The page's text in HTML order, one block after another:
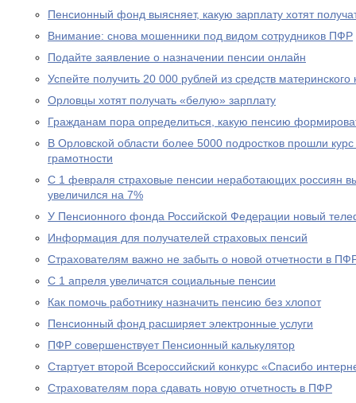
Пенсионный фонд выясняет, какую зарплату хотят
Внимание: снова мошенники под видом сотрудников ПФР
Подайте заявление о назначении пенсии онлайн
Успейте получить 20 000 рублей из средств материнского
Орловцы хотят получать «белую» зарплату
Гражданам пора определиться, какую пенсию
В Орловской области более 5000 подростков прошли
грамотности
С 1 февраля страховые пенсии неработающих россиян
увеличился на 7%
У Пенсионного фонда Российской Федерации новый
Информация для получателей страховых пенсий
Страхователям важно не забыть о новой отчетности в
С 1 апреля увеличатся социальные пенсии
Как помочь работнику назначить пенсию без хлопот
Пенсионный фонд расширяет электронные услуги
ПФР совершенствует Пенсионный калькулятор
Стартует второй Всероссийский конкурс «Спасибо
Страхователям пора сдавать новую отчетность в ПФР